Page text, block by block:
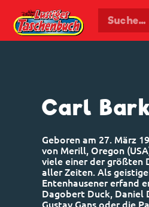
Walt Disneys
Carl
Geboren am 27. März
von Merill, Oregon
viele einer der größten
aller Zeiten. Als
Entenhausener erfand
Dagobert Duck, Daniel